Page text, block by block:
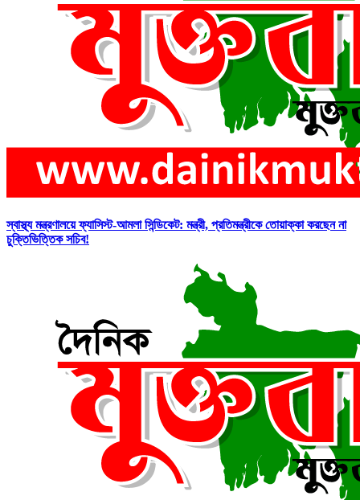
স্বাস্থ্য মন্ত্রণালয়ে ফ্যাসিস্ট-আমলা সিন্ডিকেট: মন্ত্রী, প্রতিমন্ত্রীকে তোয়াক্কা করছেন না
চুক্তিভিত্তিক সচিব!